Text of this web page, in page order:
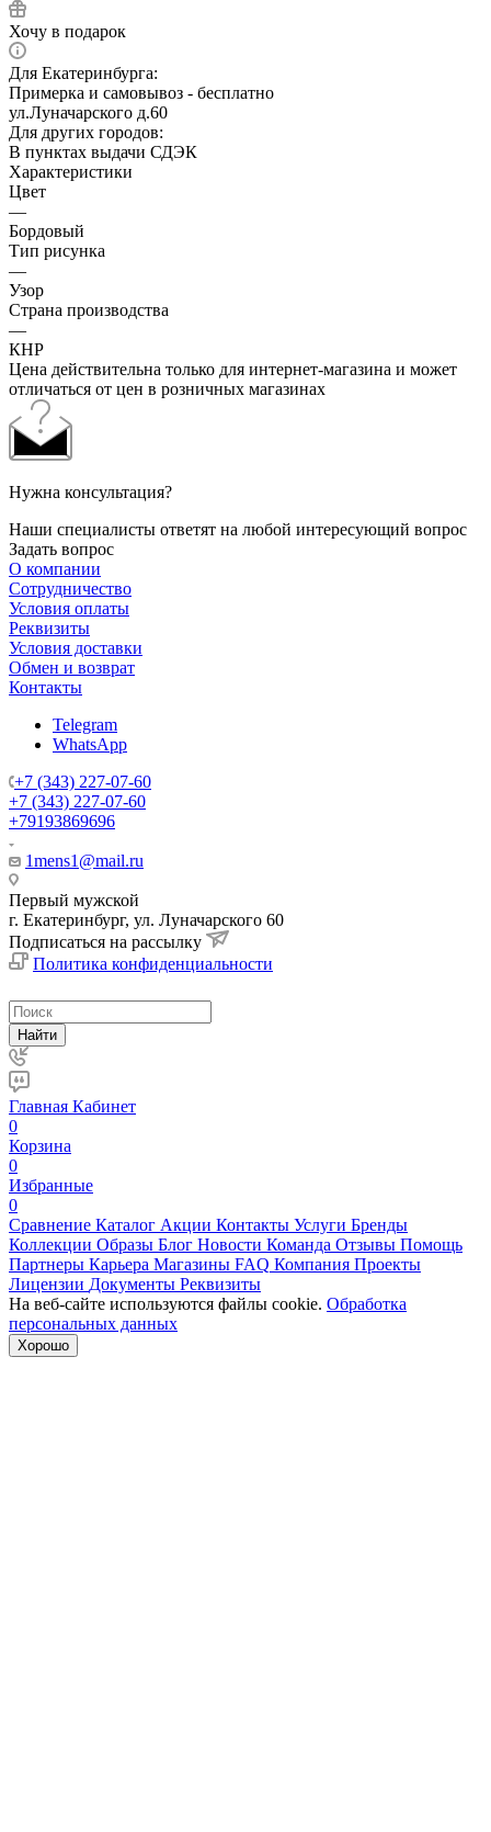
Хочу в подарок
Для Екатеринбурга:
Примерка и самовывоз - бесплатно
ул.Луначарского д.60
Для других городов:
В пунктах выдачи СДЭК
Характеристики
Цвет
—
Бордовый
Тип рисунка
—
Узор
Страна производства
—
КНР
Цена действительна только для интернет-магазина и может
отличаться от цен в розничных магазинах
Нужна консультация?
Наши специалисты ответят на любой интересующий вопрос
Задать вопрос
О компании
Сотрудничество
Условия оплаты
Реквизиты
Условия доставки
Обмен и возврат
Контакты
Telegram
WhatsApp
+7 (343) 227-07-60
+7 (343) 227-07-60
+79193869696
1mens1@mail.ru
Первый мужской
г. Екатеринбург, ул. Луначарского 60
Подписаться на рассылку
Политика конфиденциальности
Найти
Главная Кабинет
0
Корзина
0
Избранные
0
Сравнение Каталог Акции Контакты Услуги Бренды
Коллекции Образы Блог Новости Команда Отзывы Помощь
Партнеры Карьера Магазины FAQ Компания Проекты
Лицензии Документы Реквизиты
На веб-сайте используются файлы cookie. Обработка
персональных данных
Хорошо